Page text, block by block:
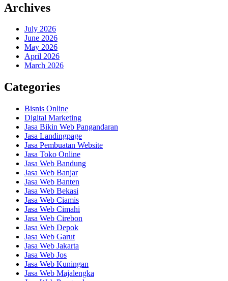
Archives
July 2026
June 2026
May 2026
April 2026
March 2026
Categories
Bisnis Online
Digital Marketing
Jasa Bikin Web Pangandaran
Jasa Landingpage
Jasa Pembuatan Website
Jasa Toko Online
Jasa Web Bandung
Jasa Web Banjar
Jasa Web Banten
Jasa Web Bekasi
Jasa Web Ciamis
Jasa Web Cimahi
Jasa Web Cirebon
Jasa Web Depok
Jasa Web Garut
Jasa Web Jakarta
Jasa Web Jos
Jasa Web Kuningan
Jasa Web Majalengka